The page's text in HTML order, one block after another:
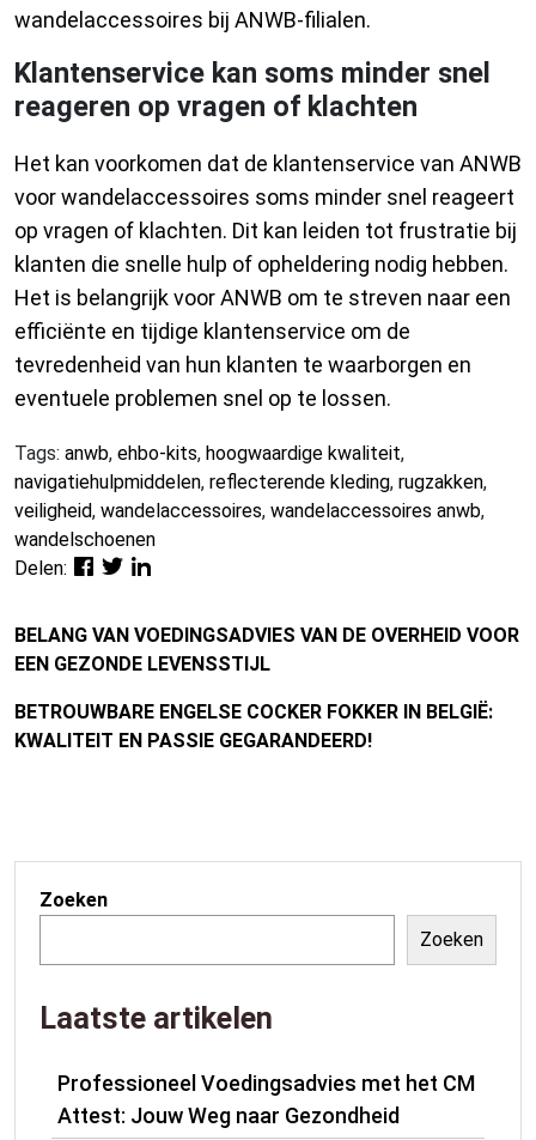
wandelaccessoires bij ANWB-filialen.
Klantenservice kan soms minder snel
reageren op vragen of klachten
Het kan voorkomen dat de klantenservice van ANWB
voor wandelaccessoires soms minder snel reageert
op vragen of klachten. Dit kan leiden tot frustratie bij
klanten die snelle hulp of opheldering nodig hebben.
Het is belangrijk voor ANWB om te streven naar een
efficiënte en tijdige klantenservice om de
tevredenheid van hun klanten te waarborgen en
eventuele problemen snel op te lossen.
Tags: anwb, ehbo-kits, hoogwaardige kwaliteit,
navigatiehulpmiddelen, reflecterende kleding, rugzakken,
veiligheid, wandelaccessoires, wandelaccessoires anwb,
wandelschoenen
Delen:
BELANG VAN VOEDINGSADVIES VAN DE OVERHEID VOOR
EEN GEZONDE LEVENSSTIJL
BETROUWBARE ENGELSE COCKER FOKKER IN BELGIË:
KWALITEIT EN PASSIE GEGARANDEERD!
Zoeken
Zoeken
Laatste artikelen
Professioneel Voedingsadvies met het CM
Attest: Jouw Weg naar Gezondheid